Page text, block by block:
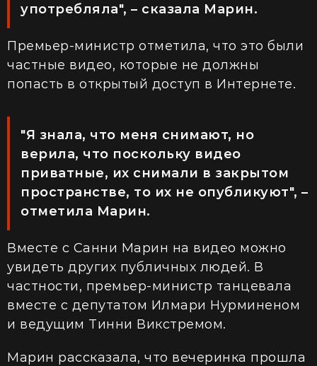
употребляла", – сказала Марин.
Премьер-министр отметила, что это были
частные видео, которые не должны
попасть в открытый доступ в Интернете.
"Я знала, что меня снимают, но
верила, что поскольку видео
приватные, их снимали в закрытом
пространстве, то их не опубликуют", –
отметила Марин.
Вместе с Санни Марин на видео можно
увидеть других публичных людей. В
частности, премьер-министр танцевала
вместе с депутатом Илмари Нурминеном
и ведущим Тинни Викстремом.
Марин рассказала, что вечеринка прошла